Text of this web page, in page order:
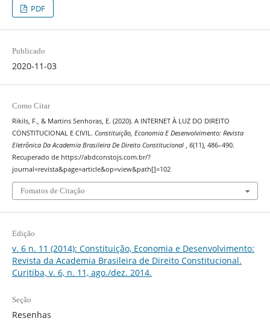
PDF
Publicado
2020-11-03
Como Citar
Rikils, F., & Martins Senhoras, E. (2020). A INTERNET À LUZ DO DIREITO
CONSTITUCIONAL E CIVIL. Constituição, Economia E Desenvolvimento: Revista
Eletrônica Da Academia Brasileira De Direito Constitucional , 6(11), 486–490.
Recuperado de https://abdconstojs.com.br/?
journal=revista&page=article&op=view&path[]=102
Fomatos de Citação
Edição
v. 6 n. 11 (2014): Constituição, Economia e Desenvolvimento:
Revista da Academia Brasileira de Direito Constitucional.
Curitiba, v. 6, n. 11, ago./dez. 2014.
Seção
Resenhas